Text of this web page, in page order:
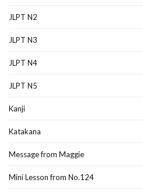
JLPT N2
JLPT N3
JLPT N4
JLPT N5
Kanji
Katakana
Message from Maggie
Mini Lesson from No.124